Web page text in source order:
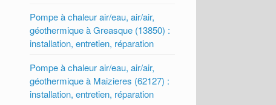
Pompe à chaleur air/eau, air/air,
géothermique à Greasque (13850) :
installation, entretien, réparation
Pompe à chaleur air/eau, air/air,
géothermique à Maizieres (62127) :
installation, entretien, réparation